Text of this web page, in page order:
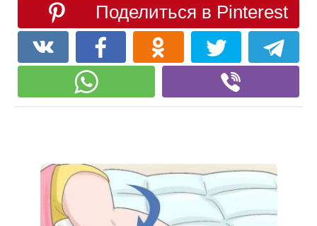
Поделиться в Pinterest